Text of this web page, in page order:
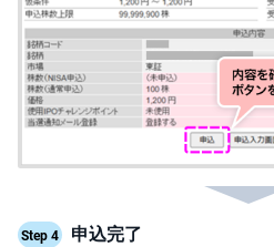
Step 4 申込完了